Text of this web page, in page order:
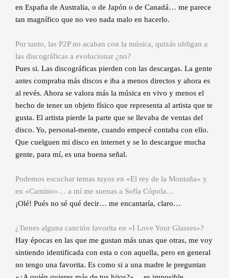
en España de Australia, o de Japón o de Canadá… me parece
tan magnífico que no veo nada malo en hacerlo.
Por tanto, las P2P no acaban con la música, quizás obligan a
las discográficas a evolucionar ¿no?
Pues si. Las discográficas pierden con las descargas. La gente
antes compraba más discos e iba a menos directos y ahora es
al revés. Ahora se valora más la música en vivo y menos el
hecho de tener un objeto físico que representa al artista que te
gusta. El artista pierde la parte que se llevaba de ventas del
disco. Yo, personal-mente, cuando empecé contaba con ello.
Que cuelguen mi disco en internet y se lo descargue mucha
gente, para mí, es una buena señal.
Podemos escuchar temas tuyos en «El rey de la Montaña» y
en «Camino»… a mí me suenas a Sofía Cópola…
¡Olé! Pués no sé qué decir… me encantaría, claro…
¿Tienes alguna canción favorita en «I Love Your Glasses»?
Hay épocas en las que me gustan más unas que otras, me voy
sintiendo identificada con esta o con aquella, pero en general
no tengo una favorita. Es como si a una madre le preguntan